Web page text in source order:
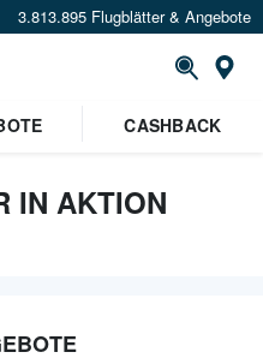
3.813.895 Flugblätter & Angebote
CASHBACK
IN AKTION